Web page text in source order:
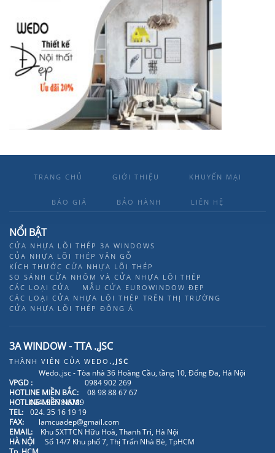
TRANG CHỦ GIỚI THIỆU KHUYẾN MẠI
BÁO GIÁ BẢO HÀNH LIÊN HỆ
NỔI BẬT
CỬA NHỰA LÕI THÉP 3A WINDOWS
CỦA NHỰA LÕI THÉP VÂN GỖ
KÍCH THƯỚC CỬA NHỰA LÕI THÉP
SO SÁNH CỬA NHÔM VÀ CỬA NHỰA LÕI THÉP
CÁC LOẠI CỬA
MẪU CỬA EUROWINDOW ĐẸP
CÁC LOẠI CỬA NHỰA LÕI THÉP TRÊN THỊ TRƯỜNG
CỬA NHỰA LÕI THÉP ĐÔNG Á
3A WINDOW - TTA .,JSC
THÀNH VIÊN CỦA WEDO .,JSC
VPGD :
Wedo.,jsc - Tòa nhà 36 Hoàng Cầu, tầng 10, Đống Đa, Hà Nội
HOTLINE MIỀN BẮC:
0984 902 269
HOTLINE MIỀN NAM:
08 98 88 67 67
TEL:
024. 3 678 6789
FAX:
024. 35 16 19 19
EMAIL:
lamcuadep@gmail.com
HÀ NỘI
Khu SXTTCN Hữu Hoà, Thanh Trì, Hà Nội
Số 14/7 Khu phố 7, Thị Trấn Nhà Bè, TpHCM